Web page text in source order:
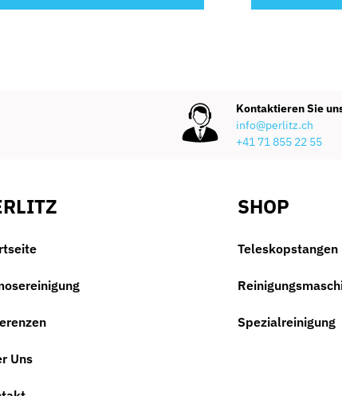
Kontaktieren Sie
info@perlitz.ch
+41 71 855 22 55
Uns
SHOP
Spezialreinigung